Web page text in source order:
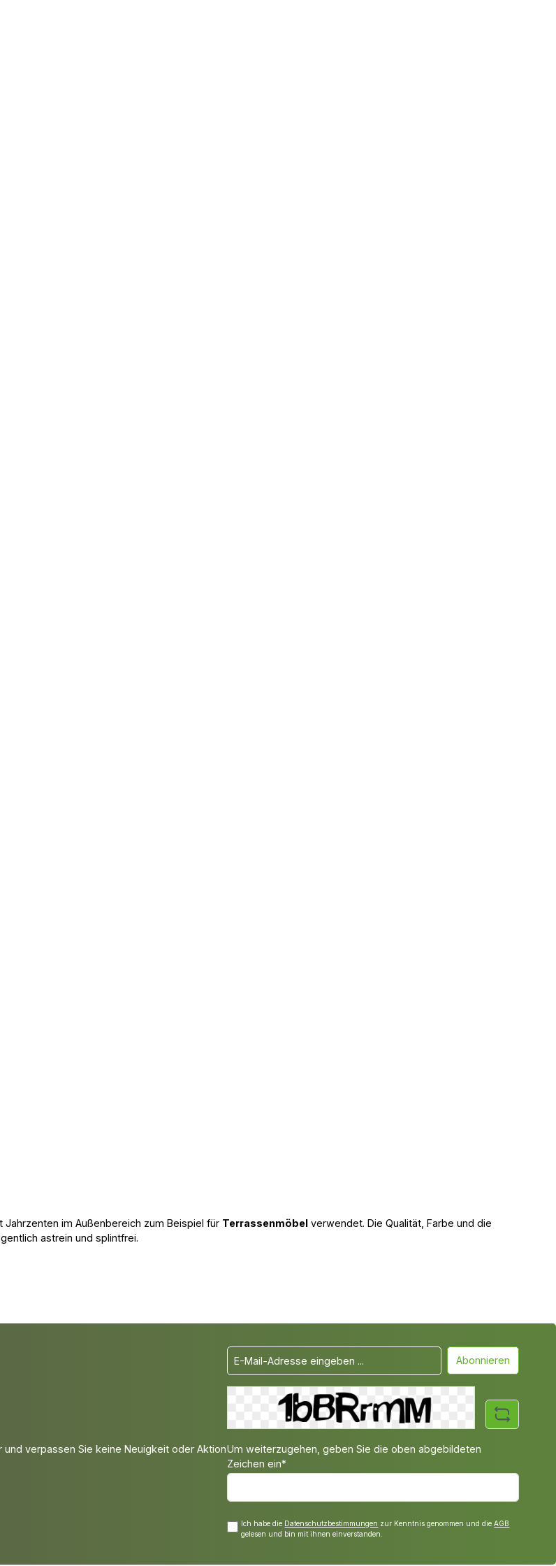
Jahrzenten im Außenbereich zum Beispiel für Terrassenmöbel verwendet. Die Qualität, Farbe und die
astrein und splintfrei.
verpassen Sie keine Neuigkeit oder Aktion
Abonnieren
Um weiterzugehen, geben Sie die oben abgebildeten
Zeichen ein*
Ich habe die Datenschutzbestimmungen zur Kenntnis genommen und dieAGB
gelesen und bin mit ihnen einverstanden.